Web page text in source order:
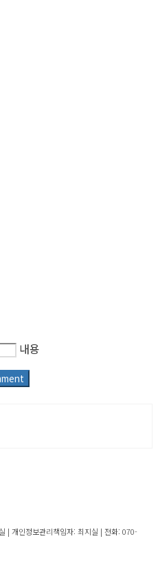
내용
| 개인정보관리책임자: 최지실 | 전화: 070-